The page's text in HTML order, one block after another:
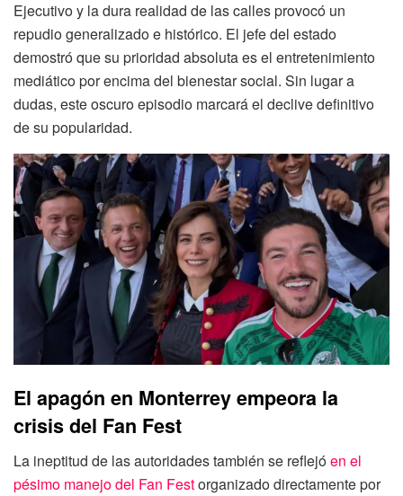
Ejecutivo y la dura realidad de las calles provocó un
repudio generalizado e histórico. El jefe del estado
demostró que su prioridad absoluta es el entretenimiento
mediático por encima del bienestar social. Sin lugar a
dudas, este oscuro episodio marcará el declive definitivo
de su popularidad.
El apagón en Monterrey empeora la
crisis del Fan Fest
La ineptitud de las autoridades también se reflejóen el
pésimo manejo del Fan Festorganizado directamente por